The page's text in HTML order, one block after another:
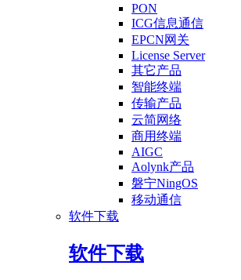
PON
ICG信息通信
EPCN网关
License Server
其它产品
智能终端
传输产品
云简网络
商用终端
AIGC
Aolynk产品
磐宁NingOS
移动通信
软件下载
软件下载